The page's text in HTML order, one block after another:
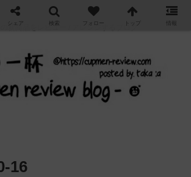
新商品をレビュー / アレンジするブログ
16
シェア 検索 フォロー トップ 情報